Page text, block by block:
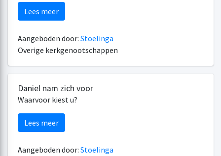
Lees meer
Aangeboden door: Stoelinga
Overige kerkgenootschappen
Daniel nam zich voor
Waarvoor kiest u?
Lees meer
Aangeboden door: Stoelinga